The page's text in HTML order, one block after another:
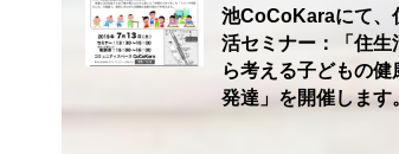
池CoCoKaraにて、
活セミナー：「住生
ら考える子どもの健
発達」を開催します